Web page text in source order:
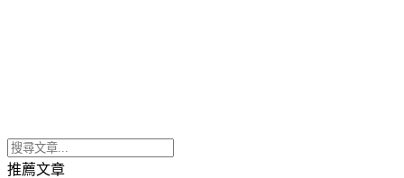
推薦文章